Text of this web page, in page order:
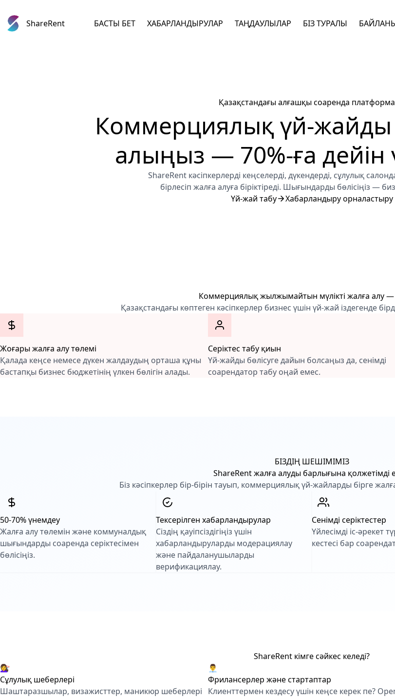
ShareRent БАСТЫ БЕТ ХАБАРЛАНДЫРУЛАР ТАҢДАУЛЫЛАР БІЗ ТУРАЛЫ
Қазақстандағы алғашқы соаренда
Коммерциялық үй-жайды
алыңыз — 70%-ға дейін
ShareRent кәсіпкерлерді кеңселерді, дүкендерді, сұлулық
бірлесіп жалға алуға біріктіреді. Шығындарды бөлісіңіз —
Үй-жай табу
Хабарландыру орналастыру
Коммерциялық жылжымайтын мүлікті жалға алу
Қазақстандағы көптеген кәсіпкерлер бизнес үшін үй-жай іздегенде
Жоғары жалға алу төлемі
Қалада кеңсе немесе дүкен жалдаудың орташа құны
бастапқы бизнес бюджетінің үлкен бөлігін алады.
Серіктес табу қиын
Үй-жайды бөлісуге дайын болсаңыз да, сенімді
соарендатор табу оңай емес.
БІЗДІҢ ШЕШІМІМІЗ
ShareRent жалға алуды барлығына қолжетімді
Біз кәсіпкерлер бір-бірін тауып, коммерциялық үй-жайларды бірге
50-70% үнемдеу
Жалға алу төлемін және коммуналдық
шығындарды соаренда серіктесімен
бөлісіңіз.
Тексерілген хабарландырулар
Сіздің қауіпсіздігіңіз үшін
хабарландыруларды модерациялау
және пайдаланушыларды
верификациялау.
Сенімді серіктестер
Үйлесімді іс-әрекет
кестесі бар
ShareRent кімге сәйкес келеді?
💇‍♀️
Сұлулық шеберлері
Шаштаразшылар, визажисттер, маникюр шеберлері
👨‍💼
Фрилансерлер және стартаптар
Клиенттермен кездесу үшін кеңсе керек пе?